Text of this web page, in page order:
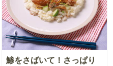
鯵をさばいて！さっぱり